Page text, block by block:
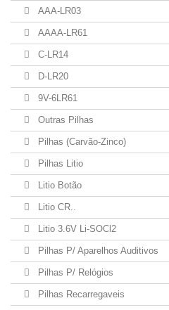
AAA-LR03
AAAA-LR61
C-LR14
D-LR20
9V-6LR61
Outras Pilhas
Pilhas (Carvão-Zinco)
Pilhas Litio
Litio Botão
Litio CR..
Litio 3.6V Li-SOCl2
Pilhas P/ Aparelhos Auditivos
Pilhas P/ Relógios
Pilhas Recarregaveis